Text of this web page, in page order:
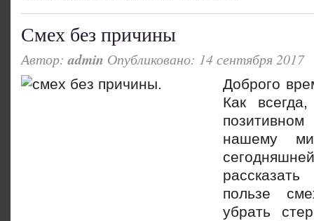
Смех без причины
Автор:admin Опубликовано: 14 сентября 2017
Доброго
Как
нашему
пользе
убрать